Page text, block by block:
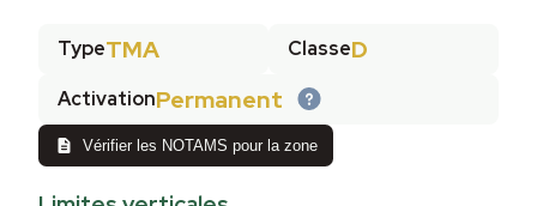
TypeTMA ClasseD
ActivationPermanent
Vérifier les NOTAMS pour la zone